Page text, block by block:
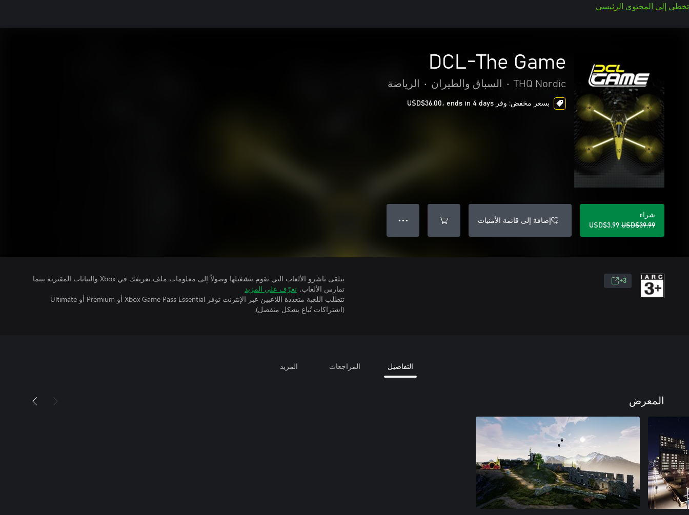
تخطي إلى المحتوى الرئيسي
DCL-The Game
THQ Nordic
• السباق والطيران • الرياضة
بسعر مخفض: وفر USD$36.00، ends in 4 days
شراء
USD$39.99
USD$3.99
إضافة إلى قائمة الأمنيات ● ● ●
3+
يتلقى ناشرو الألعاب التي تقوم بتشغيلها وصولاً إلى معلومات ملف تعريفك في Xbox والبيانات المقترنة بينما
تمارس الألعاب. تعرّف على المزيد
تتطلب اللعبة متعددة اللاعبين عبر الإنترنت توفر Xbox Game Pass Essential أو Premium أو Ultimate
(اشتراكات تُباع بشكل منفصل).
التفاصيل المراجعات المزيد
المعرض